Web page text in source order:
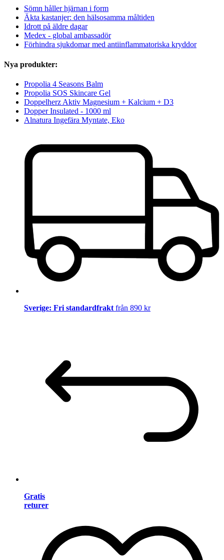
Sömn håller hjärnan i form
Äkta kastanjer: den hälsosamma måltiden
Idrott på äldre dagar
Medex - global ambassadör
Förhindra sjukdomar med antiinflammatoriska kryddor
Nya produkter:
Propolia 4 Seasons Balm
Propolia SOS Skincare Gel
Doppelherz Aktiv Magnesium + Kalcium + D3
Dopper Insulated - 1000 ml
Alnatura Ingefära Myntate, Eko
Sverige: Fri standardfrakt från 890 kr
Gratis
returer